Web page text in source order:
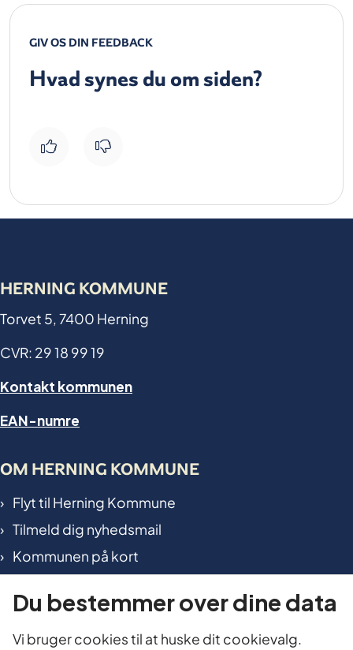
GIV OS DIN FEEDBACK
Hvad synes du om siden?
HERNING KOMMUNE
Torvet 5, 7400 Herning
CVR: 29 18 99 19
Kontakt kommunen
EAN-numre
OM HERNING KOMMUNE
Flyt til Herning Kommune
Tilmeld dig nyhedsmail
Kommunen på kort
International in Herning
TILGÆNGELIGHED OG DATA
Du bestemmer over dine data
Vi bruger cookies til at huske dit cookievalg.